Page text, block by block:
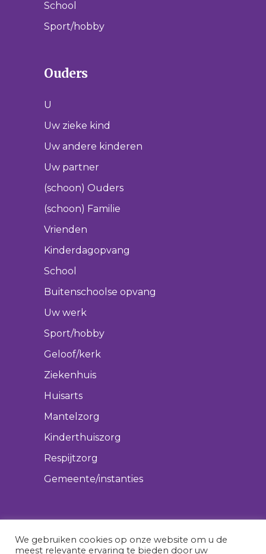
School
Sport/hobby
Ouders
U
Uw zieke kind
Uw andere kinderen
Uw partner
(schoon) Ouders
(schoon) Familie
Vrienden
Kinderdagopvang
School
Buitenschoolse opvang
Uw werk
Sport/hobby
Geloof/kerk
Ziekenhuis
Huisarts
Mantelzorg
Kinderthuiszorg
Respijtzorg
Gemeente/instanties
We gebruiken cookies op onze website om u de
meest relevante ervaring te bieden door uw